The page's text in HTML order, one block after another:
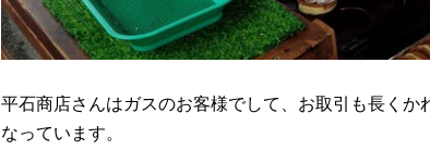
平石商店さんはガスのお客様でして、お取引も長くか
なっています。